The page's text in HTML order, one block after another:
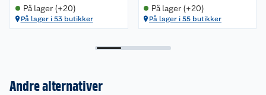
På lager (+20)
På lager i 53 butikker
På lager (+20)
På lager i 55 butikker
Andre alternativer
Om oss